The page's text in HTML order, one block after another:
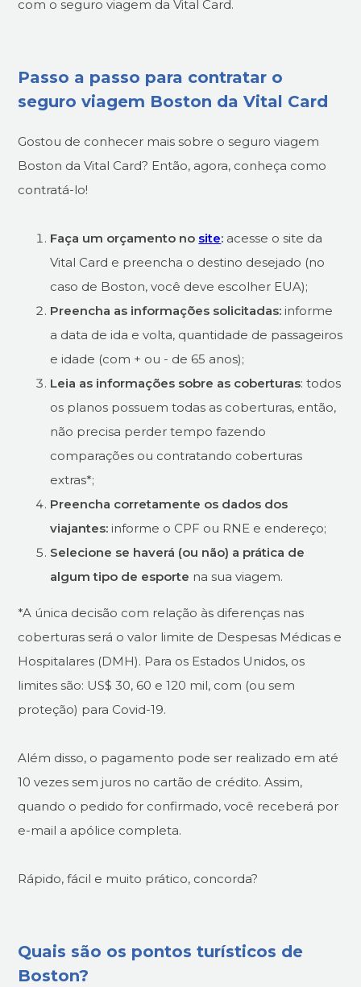
com o seguro viagem da Vital Card.
Passo a passo para contratar o
seguro viagem Boston da Vital Card
Gostou de conhecer mais sobre o seguro viagem
Boston da Vital Card? Então, agora, conheça como
contratá-lo!
Faça um orçamento no site: acesse o site da
Vital Card e preencha o destino desejado (no
caso de Boston, você deve escolher EUA);
Preencha as informações solicitadas: informe
a data de ida e volta, quantidade de passageiros
e idade (com + ou - de 65 anos);
Leia as informações sobre as coberturas: todos
os planos possuem todas as coberturas, então,
não precisa perder tempo fazendo
comparações ou contratando coberturas
extras*;
Preencha corretamente os dados dos
viajantes: informe o CPF ou RNE e endereço;
Selecione se haverá (ou não) a prática de
algum tipo de esporte na sua viagem.
*A única decisão com relação às diferenças nas
coberturas será o valor limite de Despesas Médicas e
Hospitalares (DMH). Para os Estados Unidos, os
limites são: US$ 30, 60 e 120 mil, com (ou sem
proteção) para Covid-19.
Além disso, o pagamento pode ser realizado em até
10 vezes sem juros no cartão de crédito. Assim,
quando o pedido for confirmado, você receberá por
e-mail a apólice completa.
Rápido, fácil e muito prático, concorda?
Quais são os pontos turísticos de
Boston?